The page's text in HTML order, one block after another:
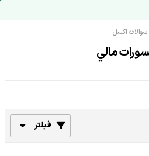
سوالات اکسل
مالي
فیلتر